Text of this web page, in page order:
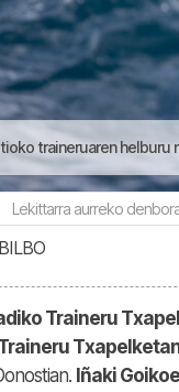
traineruaren helburu
Lekittarra aurreko
Traineru
Iñaki